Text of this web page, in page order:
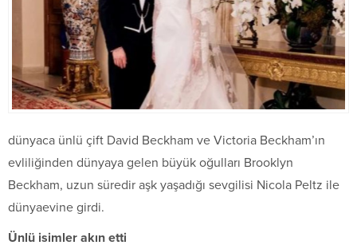
dünyaca ünlü çift David Beckham ve Victoria Beckham’ın
evliliğinden dünyaya gelen büyük oğulları Brooklyn
Beckham, uzun süredir aşk yaşadığı sevgilisi Nicola Peltz ile
dünyaevine girdi.
Ünlü isimler akın etti